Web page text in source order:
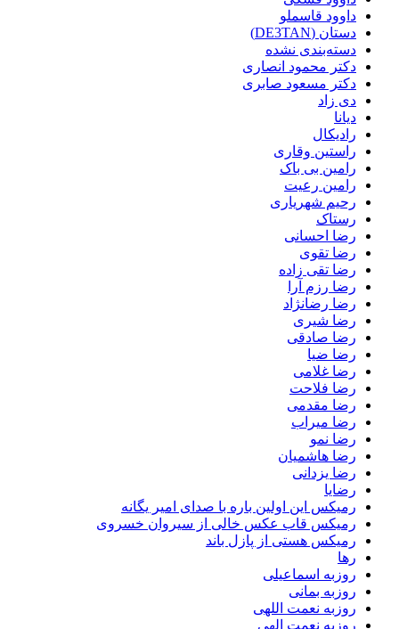
داوود قاسملو
دستان (DE3TAN)
دسته‌بندی نشده
دکتر محمود انصاری
دکتر مسعود صابری
دی زاد
دیانا
رادیکال
راستین وقاری
رامین بی باک
رامین رعیت
رحیم شهریاری
رستاک
رضا احسانی
رضا تقوی
رضا تقی زاده
رضا رزم آرا
رضا رضانژاد
رضا شیری
رضا صادقی
رضا ضیا
رضا غلامی
رضا فلاحت
رضا مقدمی
رضا میراب
رضا نمو
رضا هاشمیان
رضا یزدانی
رضایا
رمیکس این اولین باره با صدای امیر یگانه
رمیکس قاب عکس خالی از سیروان خسروی
رمیکس هستی از پازل باند
رها
روزبه اسماعیلی
روزبه بمانی
روزبه نعمت اللهی
روزبه نعمت الهی